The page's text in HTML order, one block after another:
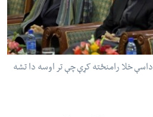
خلا رامنځته کړې چې تر اوسه دا تشه